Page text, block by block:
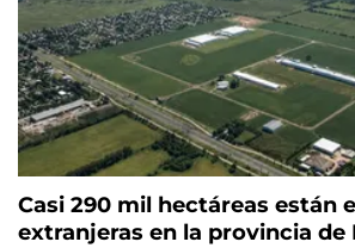
Casi 290 mil hectáreas están
extranjeras en la provincia de